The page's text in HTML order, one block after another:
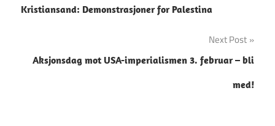
Kristiansand: Demonstrasjoner for Palestina
Next Post
Aksjonsdag mot USA-imperialismen 3. februar – bli
med!